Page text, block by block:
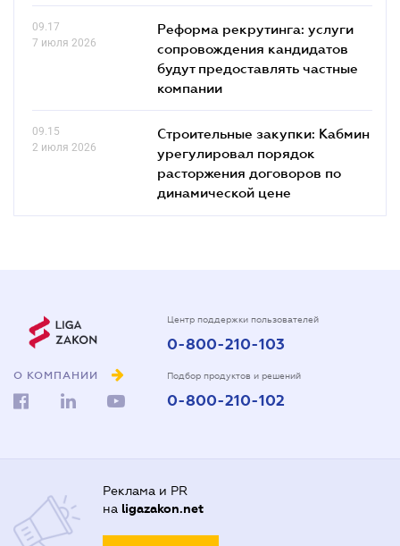
09.17
7 июля 2026
Реформа рекрутинга: услуги
сопровождения кандидатов
будут предоставлять частные
компании
09.15
2 июля 2026
Строительные закупки: Кабмин
урегулировал порядок
расторжения договоров по
динамической цене
О КОМПАНИИ
Центр поддержки пользователей
0-800-210-103
Подбор продуктов и решений
0-800-210-102
Реклама и PR
на ligazakon.net